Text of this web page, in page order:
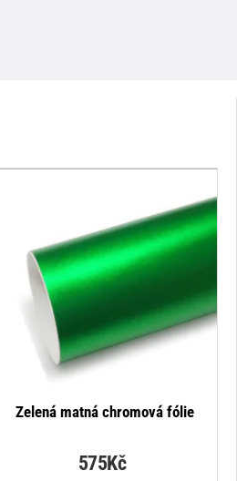
Zelená matná chromová fólie
575Kč